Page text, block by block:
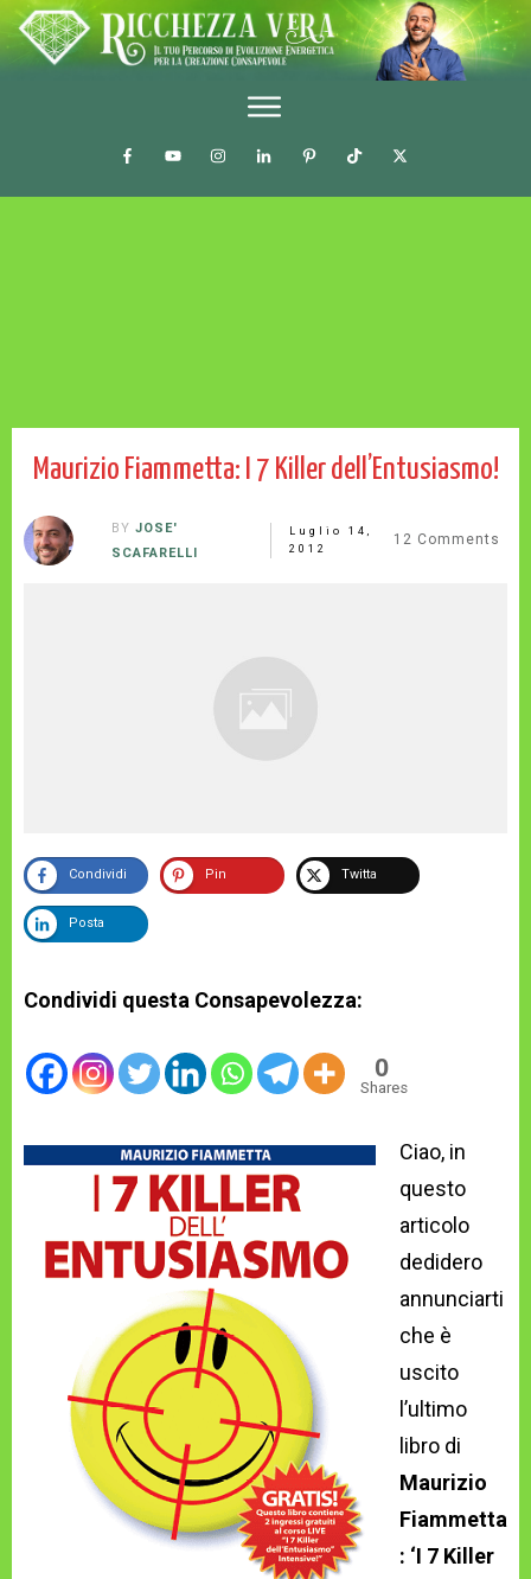
Maurizio Fiammetta: I 7 Killer dell’Entusiasmo!
BY JOSE'
SCAFARELLI
Luglio 14,
2012
12 Comments
Condividi Pin Twitta
Posta
Condividi questa Consapevolezza:
0
Shares
Ciao, in
questo
articolo
dedidero
annunciarti
che è
uscito
l’ultimo
libro di
Maurizio
Fiammetta
: ‘I 7 Killer